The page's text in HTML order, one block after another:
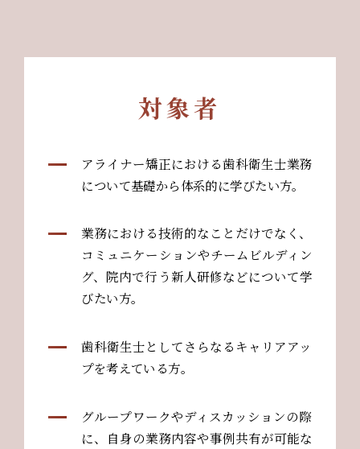
対象者
アライナー矯正における歯科衛生士業務
について基礎から体系的に学びたい方。
業務における技術的なことだけでなく、
コミュニケーションやチームビルディン
グ、院内で行う新人研修などについて学
びたい方。
歯科衛生士としてさらなるキャリアアッ
プを考えている方。
グループワークやディスカッションの際
に、自身の業務内容や事例共有が可能な